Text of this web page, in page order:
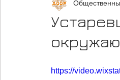
https://